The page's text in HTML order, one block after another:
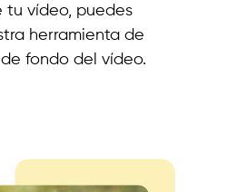
tu vídeo, puedes
herramienta de
fondo del vídeo.